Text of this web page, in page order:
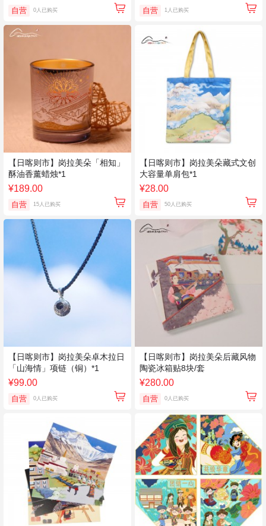
自营 0人已购买 自营 1人已购买
【日喀则市】岗拉美朵「相知」
酥油香薰蜡烛*1
¥189.00
自营 15人已购买
【日喀则市】岗拉美朵藏式文创
大容量单肩包*1
¥28.00
自营 50人已购买
【日喀则市】岗拉美朵卓木拉日
「山海情」项链（铜）*1
¥99.00
自营 0人已购买
【日喀则市】岗拉美朵后藏风物
陶瓷冰箱贴8块/套
¥280.00
自营 0人已购买